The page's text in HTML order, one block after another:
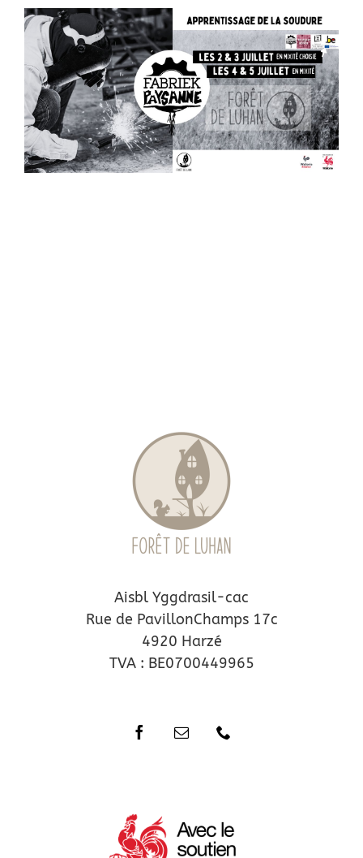
Aisbl Yggdrasil-cac
Rue de PavillonChamps 17c
4920 Harzé
TVA : BE0700449965